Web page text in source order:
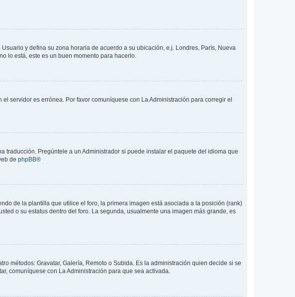
y defina su zona horaria de acuerdo a su ubicación, e.j. Londres, París, Nueva
lo está, este es un buen momento para hacerlo.
servidor es errónea. Por favor comuníquese con La Administración para corregir el
Pregúntele a un Administrador si puede instalar el paquete del idioma que
de phpBB®
de la plantilla que utilice el foro, la primera imagen está asociada a la posición (rank)
o su estatus dentro del foro. La segunda, usualmente una imagen más grande, es
métodos: Gravatar, Galería, Remoto o Subida. Es la administración quien decide si se
comuníquese con La Administración para que sea activada.